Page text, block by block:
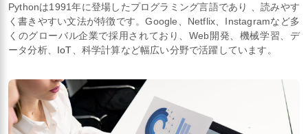
Pythonは1991年に登場したプログラミング言語であり 、読みやす
く書きやすい文法が特徴です。Google、Netflix、Instagramなど多
くのグローバル企業で採用されており、Web開発、機械学習、デ
ータ分析、 IoT 、科学計算など幅広い分野で活躍しています。